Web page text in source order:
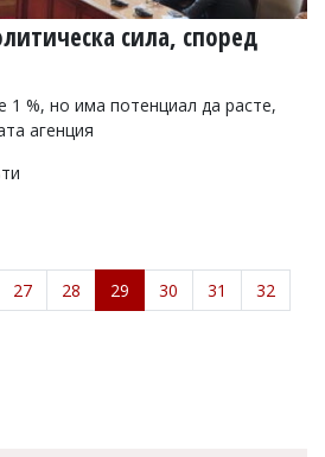
сила, според
1 %, но има потенциал да расте,
агенция
27 28 29 30 31 32